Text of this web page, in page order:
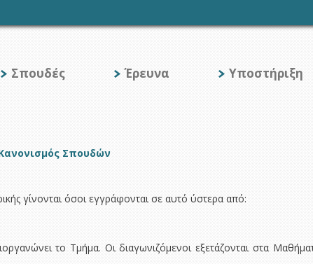
Σπουδές Έρευνα Υποστήριξη
Σπουδών
γίνονται όσοι εγγράφονται σε αυτό ύστερα από:
το Τμήμα. Οι διαγωνιζόμενοι εξετάζονται στα